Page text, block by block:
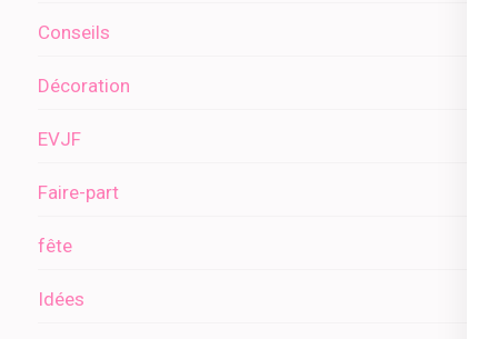
Conseils
Décoration
EVJF
Faire-part
fête
Idées